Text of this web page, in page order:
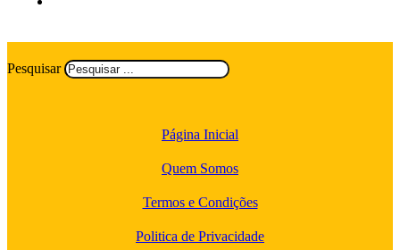
Pesquisar
Página Inicial
Quem Somos
Termos e Condições
Politica de Privacidade